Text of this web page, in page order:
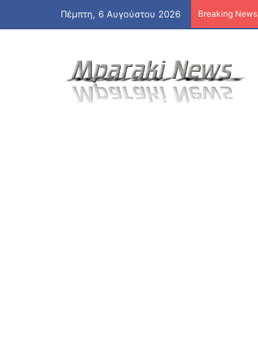
Πέμπτη, 6 Αυγούστου 2026 Breaking News